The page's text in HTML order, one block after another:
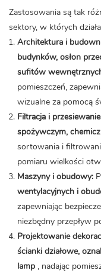
Zastosowania są tak
sektory, w których
Architektura i
budynków, osłon
sufitów
pomieszczeń,
wizualne za pomocą
Filtracja i
spożywczym,
sortowania i
pomiaru wielkości
Maszyny i obudowy:
wentylacyjnych i
zapewniając
niezbędny przepływ
Projektowanie
ścianki działowe,
lamp , nadając